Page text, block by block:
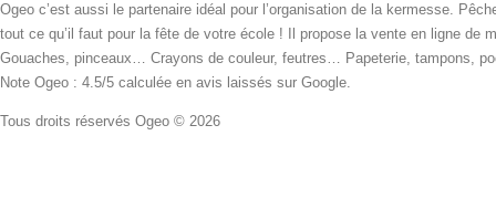
Ogeo c’est aussi le partenaire idéal pour l’organisation de la kermesse.
tout ce qu’il faut pour la fête de votre école ! Il propose la vente en ligne
Gouaches, pinceaux… Crayons de couleur, feutres… Papeterie, tampons,
Note Ogeo : 4.5/5 calculée en avis laissés sur Google.
Tous droits réservés Ogeo © 2026